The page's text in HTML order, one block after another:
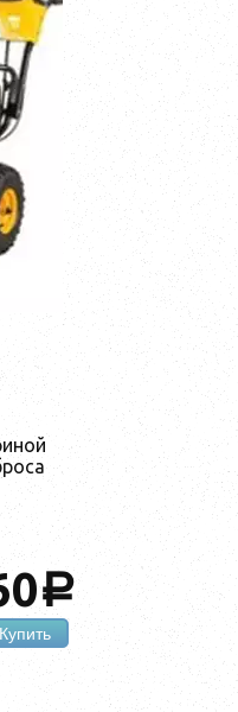
a
Купить